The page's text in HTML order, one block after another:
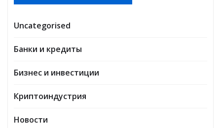
Uncategorised
Банки и кредиты
Бизнес и инвестиции
Криптоиндустрия
Новости